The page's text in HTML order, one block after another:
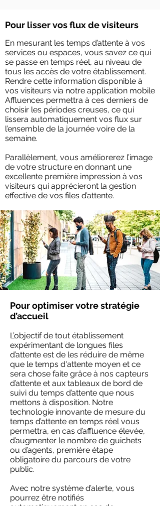
Pour lisser vos flux de visiteurs
En mesurant les temps d’attente à vos
services ou espaces, vous savez ce qui
se passe en temps réel, au niveau de
tous les accès de votre établissement.
Rendre cette information disponible à
vos visiteurs via notre application mobile
Affluences permettra à ces derniers de
choisir les périodes creuses, ce qui
lissera automatiquement vos flux sur
l’ensemble de la journée voire de la
semaine.
Parallèlement, vous améliorerez l’image
de votre structure en donnant une
excellente première impression à vos
visiteurs qui apprécieront la gestion
effective de vos files d’attente.
Pour optimiser votre stratégie
d’accueil
L’objectif de tout établissement
expérimentant de longues files
d’attente est de les réduire de même
que le temps d'attente moyen et ce
sera chose faite grâce à nos capteurs
d’attente et aux tableaux de bord de
suivi du temps d’attente que nous
mettons à disposition. Notre
technologie innovante de mesure du
temps d’attente en temps réel vous
permettra, en cas d’affluence élevée,
d’augmenter le nombre de guichets
ou d’agents, première étape
obligatoire du parcours de votre
public.
Avec notre système d’alerte, vous
pourrez être notifiés